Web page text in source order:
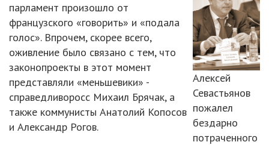
Алексей
Севастьянов
пожалел
бездарно
потраченного
парламент произошло от
французского «говорить» и «подала
голос». Впрочем, скорее всего,
оживление было связано с тем, что
законопроекты в этот момент
представляли «меньшевики» -
справедливоросс Михаил Брячак, а
также коммунисты Анатолий Копосов
и Александр Рогов.